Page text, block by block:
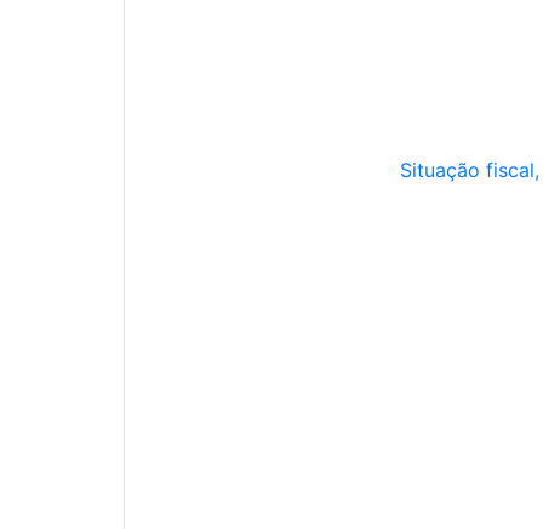
Situação